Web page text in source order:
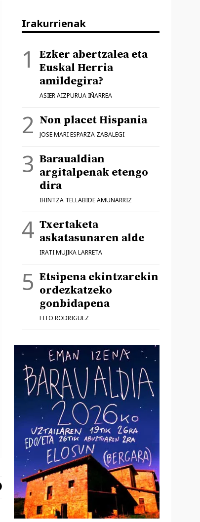
Irakurrienak
Ezker abertzalea eta
Euskal Herria
amildegira?
ASIER AIZPURUA IÑARREA
Non placet Hispania
JOSE MARI ESPARZA ZABALEGI
Baraualdian
argitalpenak etengo
dira
IHINTZA TELLABIDE AMUNARRIZ
Txertaketa
askatasunaren alde
IRATI MUJIKA LARRETA
Etsipena ekintzarekin
ordezkatzeko
gonbidapena
FITO RODRIGUEZ